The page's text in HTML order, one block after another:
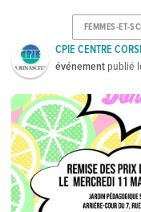
FEMMES-ET-
CPIE CENTRE
événement publié